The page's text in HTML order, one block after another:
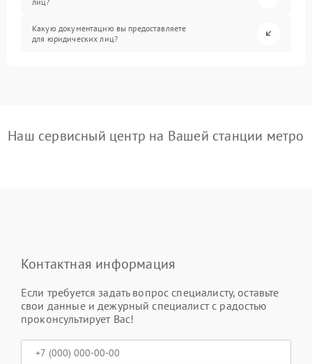
Какую документацию вы предоставляете
для юридических лиц?
Наш сервисный центр на Вашей станции метро
Контактная информация
Если требуется задать вопрос специалисту, оставьте
свои данные и дежурный специалист с радостью
проконсультирует Вас!